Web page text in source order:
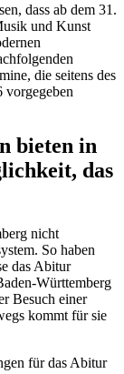
dass ab dem 31.
und Kunst
die seitens des
vorgegeben
bieten in
das
nicht
So haben
das Abitur
Württemberg
Besuch einer
kommt für sie
für das Abitur